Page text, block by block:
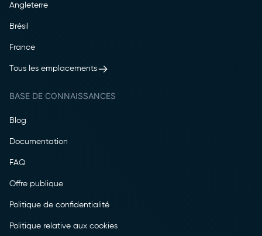
Angleterre
Brésil
France
Tous les emplacements
BASE DE CONNAISSANCES
Blog
Documentation
FAQ
Offre publique
Politique de confidentialité
Politique relative aux cookies